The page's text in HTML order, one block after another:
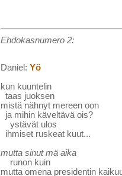
Ehdokasnumero 2:
Daniel: Yö
kun kuuntelin
taas juoksen
mistä nähnyt mereen oon
ja mihin käveltävä ois?
ystävät ulos
ihmiset ruskeat kuut...
mutta sinut mä aika
runon kuin
mutta omena presidentin